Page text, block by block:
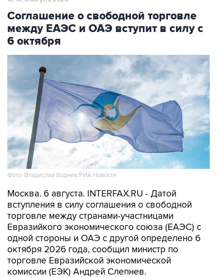
Соглашение о свободной торговле
между ЕАЭС и ОАЭ вступит в силу с
6 октября
Фото: Владислав Воднев/РИА Новости
Москва. 6 августа. INTERFAX.RU - Датой
вступления в силу соглашения о свободной
торговле между странами-участницами
Евразийкого экономического союза (ЕАЭС) с
одной стороны и ОАЭ с другой определено 6
октября 2026 года, сообщил министр по
торговле Евразийской экономической
комиссии (ЕЭК) Андрей Слепнев.